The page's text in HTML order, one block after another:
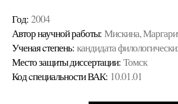
Год: 2004
Автор научной работы: Мискина,
Ученая cтепень: кандидата
Место защиты диссертации: Томск
Код cпециальности ВАК: 10.01.01